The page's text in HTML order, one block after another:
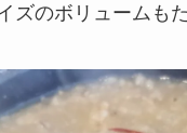
ズのボリュームも